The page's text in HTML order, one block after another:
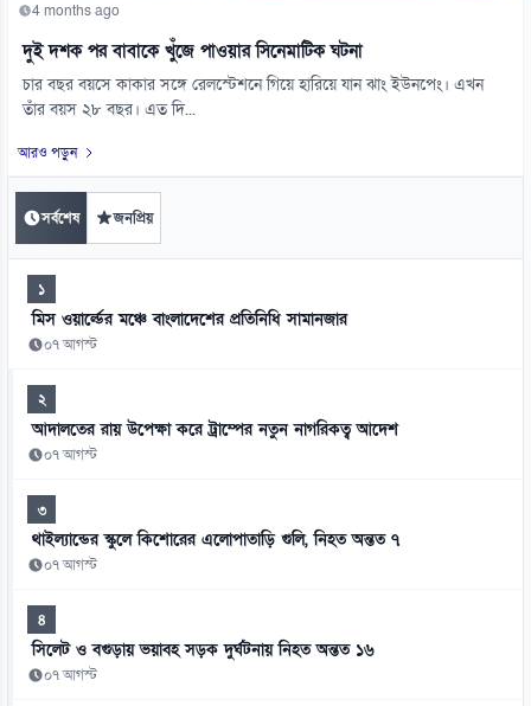
4 months ago
দুই দশক পর বাবাকে খুঁজে পাওয়ার সিনেমাটিক ঘটনা
চার বছর বয়সে কাকার সঙ্গে রেলস্টেশনে গিয়ে হারিয়ে যান ঝাং ইউনপেং। এখন
তাঁর বয়স ২৮ বছর। এত দি...
আরও পড়ুন
সর্বশেষ জনপ্রিয়
১
মিস ওয়ার্ল্ডের মঞ্চে বাংলাদেশের প্রতিনিধি সামানজার
০৭ আগস্ট
২
আদালতের রায় উপেক্ষা করে ট্রাম্পের নতুন নাগরিকত্ব আদেশ
০৭ আগস্ট
৩
থাইল্যান্ডের স্কুলে কিশোরের এলোপাতাড়ি গুলি, নিহত অন্তত ৭
০৭ আগস্ট
৪
সিলেট ও বগুড়ায় ভয়াবহ সড়ক দুর্ঘটনায় নিহত অন্তত ১৬
০৭ আগস্ট